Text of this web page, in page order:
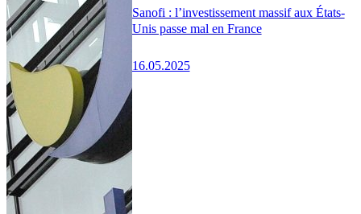
Sanofi : l’investissement massif aux États-
Unis passe mal en France
16.05.2025